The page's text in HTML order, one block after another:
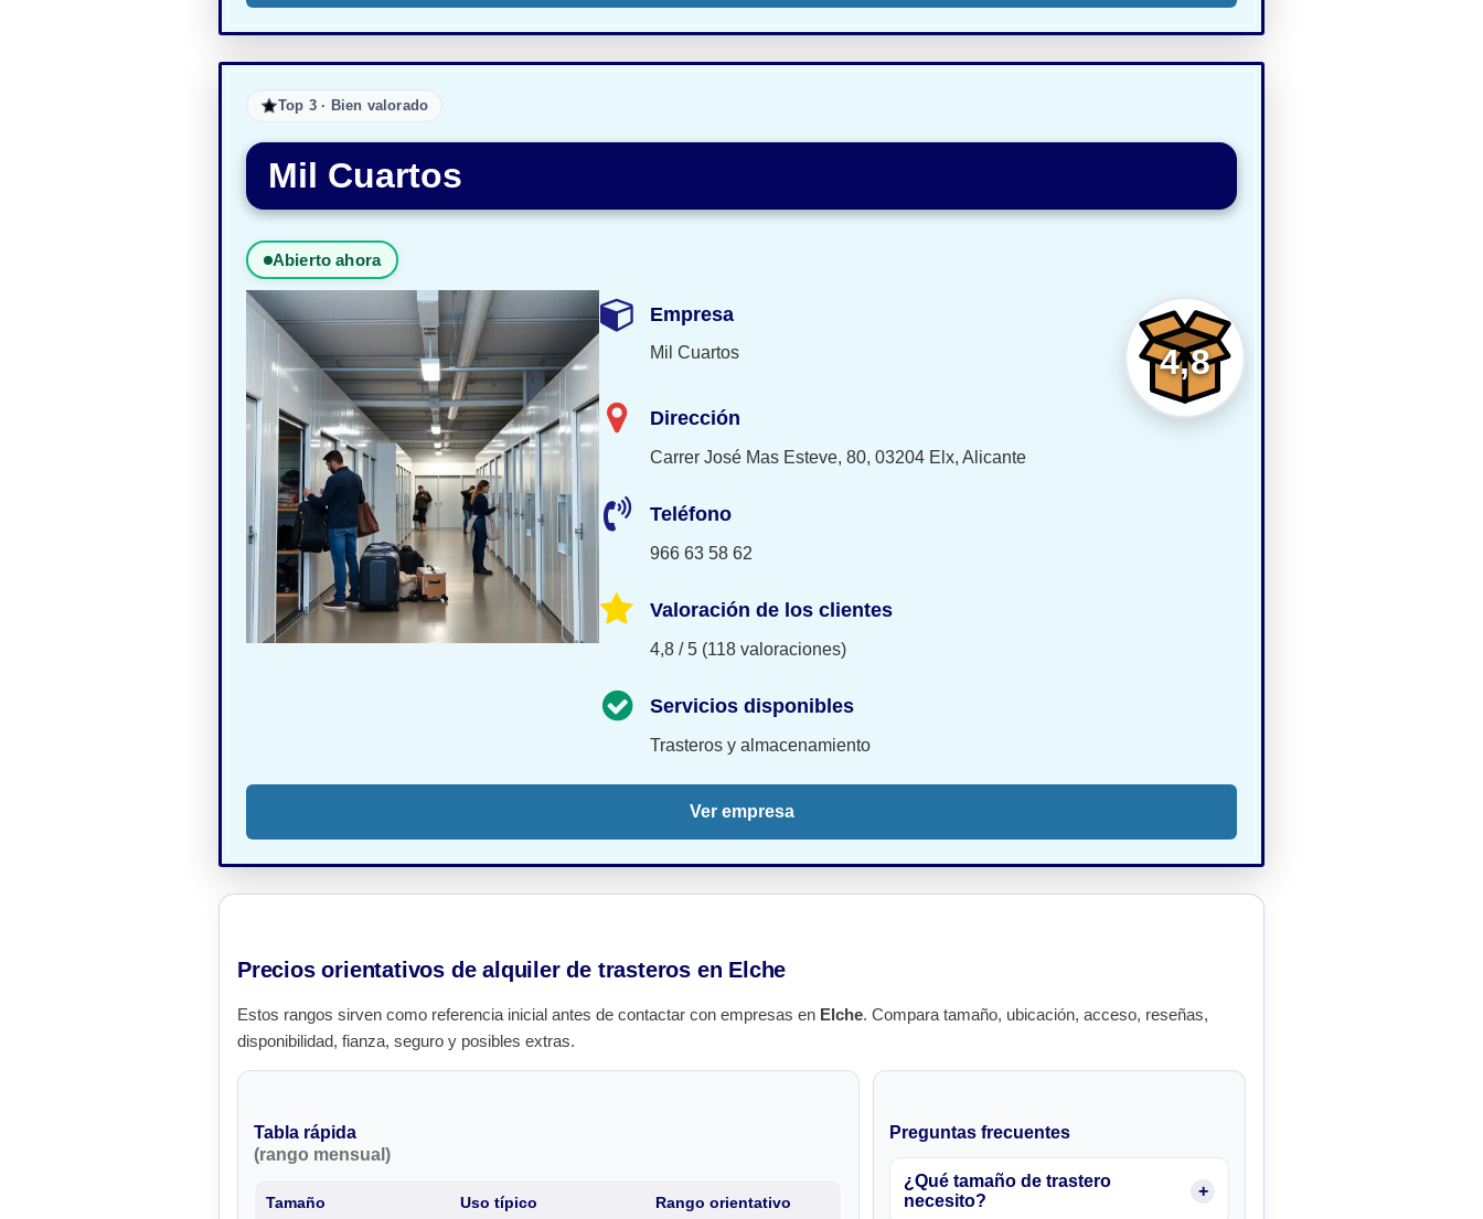
Top 3 · Bien valorado
Mil Cuartos
Abierto ahora
4,8
Empresa
Mil Cuartos
Dirección
Carrer José Mas Esteve, 80, 03204 Elx, Alicante
Teléfono
966 63 58 62
Valoración de los clientes
4,8 / 5 (118 valoraciones)
Servicios disponibles
Trasteros y almacenamiento
Ver empresa
Precios orientativos de alquiler de trasteros en Elche
Estos rangos sirven como referencia inicial antes de contactar con empresas en Elche. Compara tamaño, ubicación, acceso, reseñas,
disponibilidad, fianza, seguro y posibles extras.
Tabla rápida
(rango mensual)
Tamaño Uso típico Rango orientativo
Preguntas frecuentes
¿Qué tamaño de trastero
necesito?